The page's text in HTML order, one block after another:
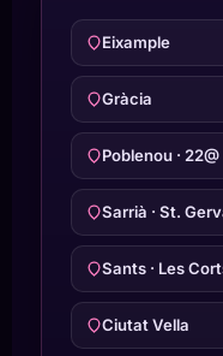
Eixample
Gràcia
Poblenou · 22@
Sarrià · St.
Sants · Les
Ciutat Vella